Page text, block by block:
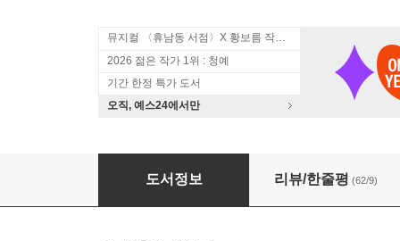
뮤지컬 〈휴남동 서점〉X 황보름 작가 북토크
2026 젊은 작가 1위 : 청예
기간 한정 특가 도서
오직, 예스24에서만
시소 첫번째
도서정보 리뷰/한줄평 (62/9)